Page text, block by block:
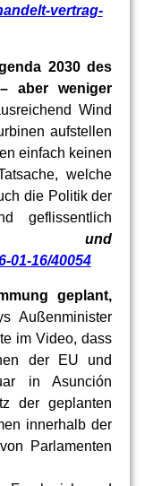
vertrag-
2030 des
aber weniger
Wind
aufstellen
einfach keinen
welche
die Politik der
geflissentlich
und
01-16/40054
geplant,
Außenminister
im Video, dass
der EU und
in Asunción
der geplanten
innerhalb der
Parlamenten